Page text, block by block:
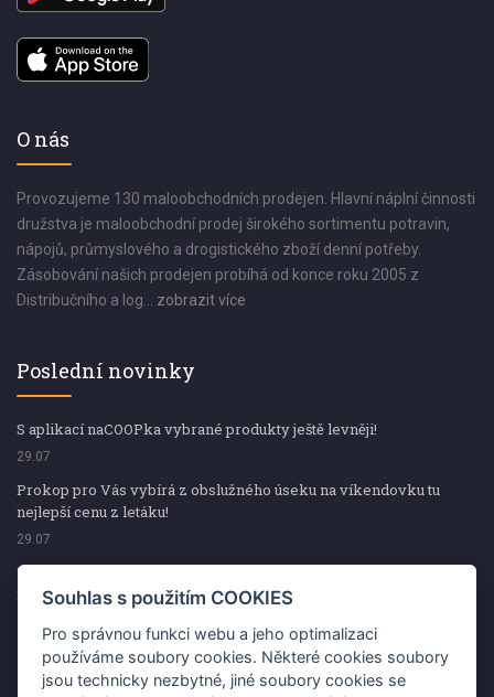
O nás
Provozujeme 130 maloobchodních prodejen. Hlavní náplní činnosti
družstva je maloobchodní prodej širokého sortimentu potravin,
nápojů, průmyslového a drogistického zboží denní potřeby.
Zásobování našich prodejen probíhá od konce roku 2005 z
Distribučního a log... zobrazit více
Poslední novinky
S aplikací naCOOPka vybrané produkty ještě levněji!
29.07
Prokop pro Vás vybírá z obslužného úseku na víkendovku tu
nejlepší cenu z letáku!
29.07
Prokop pro Vás vybírá z obslužného úseku na víkendovku tu
nejlepší cenu z letáku!
Kup špekáčky od Váhaly a vyhraj s naCOOPkou sekerku Fiskars
29.07
Souhlas s použitím COOKIES
Pro správnou funkci webu a jeho optimalizaci
používáme soubory cookies. Některé cookies soubory
jsou technicky nezbytné, jiné soubory cookies se